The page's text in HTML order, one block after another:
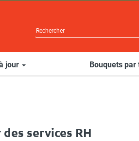
jour Bouquets par
services RH